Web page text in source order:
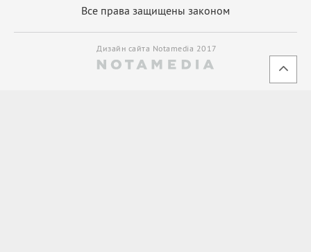
Все права защищены законом
Дизайн сайта Notamedia 2017